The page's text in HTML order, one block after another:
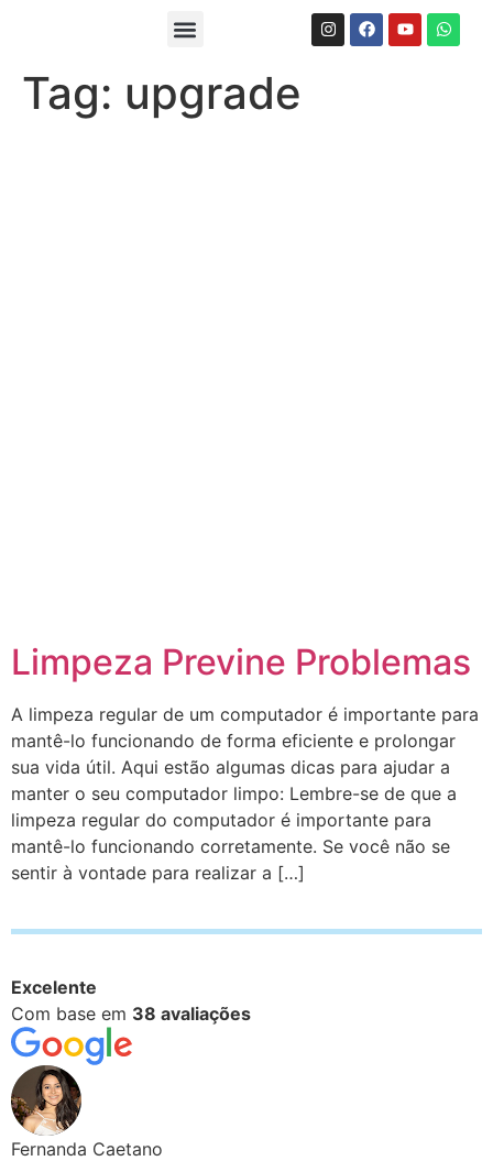
Tag: upgrade
Limpeza Previne Problemas
A limpeza regular de um computador é importante para
mantê-lo funcionando de forma eficiente e prolongar
sua vida útil. Aqui estão algumas dicas para ajudar a
manter o seu computador limpo: Lembre-se de que a
limpeza regular do computador é importante para
mantê-lo funcionando corretamente. Se você não se
sentir à vontade para realizar a […]
Excelente
Com base em 38 avaliações
Fernanda Caetano